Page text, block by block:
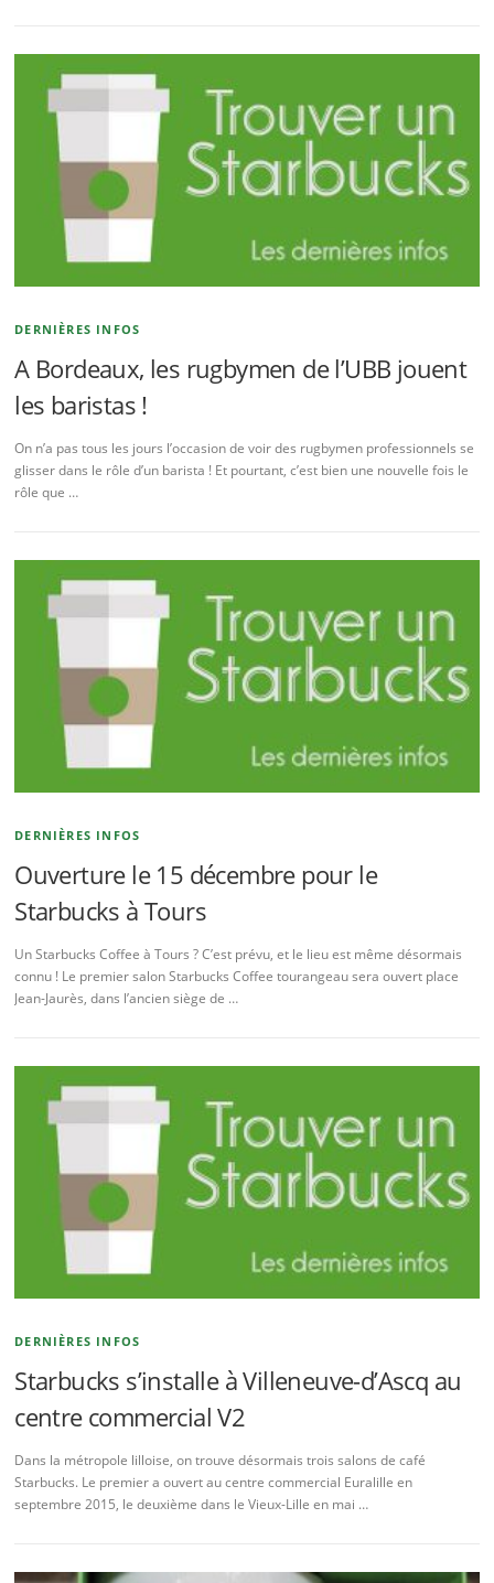
DERNIÈRES INFOS
A Bordeaux, les rugbymen de l’UBB jouent
les baristas !
On n’a pas tous les jours l’occasion de voir des rugbymen professionnels se
glisser dans le rôle d’un barista ! Et pourtant, c’est bien une nouvelle fois le
rôle que …
DERNIÈRES INFOS
Ouverture le 15 décembre pour le
Starbucks à Tours
Un Starbucks Coffee à Tours ? C’est prévu, et le lieu est même désormais
connu ! Le premier salon Starbucks Coffee tourangeau sera ouvert place
Jean-Jaurès, dans l’ancien siège de …
DERNIÈRES INFOS
Starbucks s’installe à Villeneuve-d’Ascq au
centre commercial V2
Dans la métropole lilloise, on trouve désormais trois salons de café
Starbucks. Le premier a ouvert au centre commercial Euralille en
septembre 2015, le deuxième dans le Vieux-Lille en mai …